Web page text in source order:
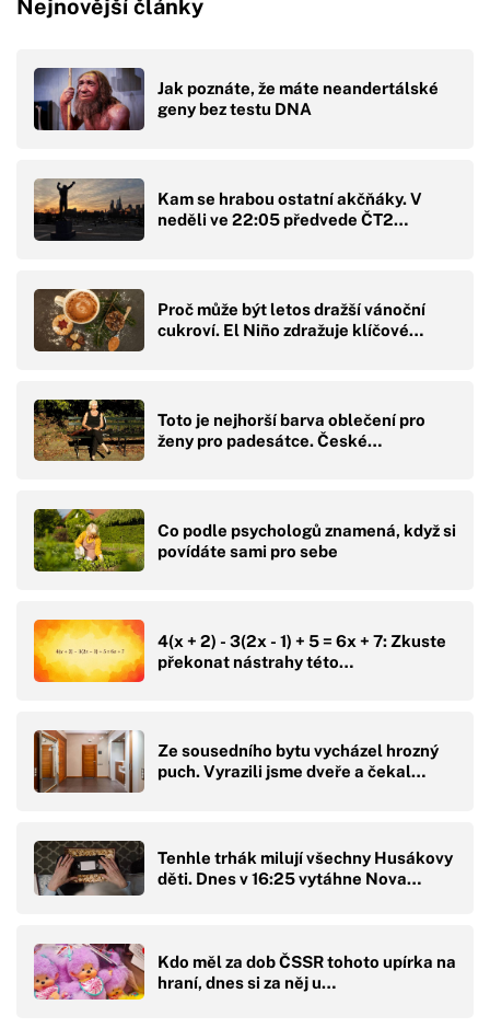
Nejnovější články
Jak poznáte, že máte neandertálské
geny bez testu DNA
Kam se hrabou ostatní akčňáky. V
neděli ve 22:05 předvede ČT2…
Proč může být letos dražší vánoční
cukroví. El Niño zdražuje klíčové…
Toto je nejhorší barva oblečení pro
ženy pro padesátce. České…
Co podle psychologů znamená, když si
povídáte sami pro sebe
4(x + 2) - 3(2x - 1) + 5 = 6x + 7: Zkuste
překonat nástrahy této…
Ze sousedního bytu vycházel hrozný
puch. Vyrazili jsme dveře a čekal…
Tenhle trhák milují všechny Husákovy
děti. Dnes v 16:25 vytáhne Nova…
Kdo měl za dob ČSSR tohoto upírka na
hraní, dnes si za něj u…